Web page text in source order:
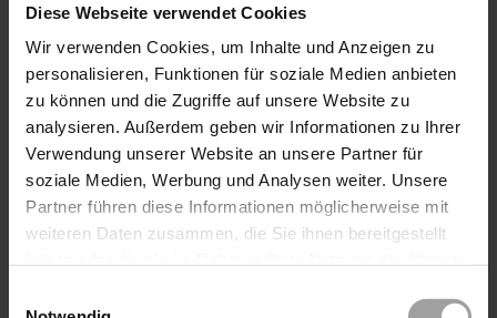
Diese Webseite verwendet Cookies
Wir verwenden Cookies, um Inhalte und Anzeigen zu
personalisieren, Funktionen für soziale Medien anbieten
zu können und die Zugriffe auf unsere Website zu
analysieren. Außerdem geben wir Informationen zu Ihrer
Verwendung unserer Website an unsere Partner für
soziale Medien, Werbung und Analysen weiter. Unsere
Partner führen diese Informationen möglicherweise mit
weiteren Daten zusammen, die Sie ihnen bereitgestellt
Solenoid valves•febbraio 2021
Unità di spegnimento per
torrefazione di fave di cacao
Ovunque si tostino i semi di cacao, il rischio di incendio
dovuto al surriscaldamento del grasso è particolarmente
elevato. Il Gli impianti utilizzano spesso il vapore come
fonte di riscaldamento per l'aria di tostatura e può
accadere molto rapidamente che gli ugelli e le tubature
fuoco.